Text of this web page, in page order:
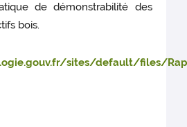
de démonstrabilité des
bois.
sites/default/files/